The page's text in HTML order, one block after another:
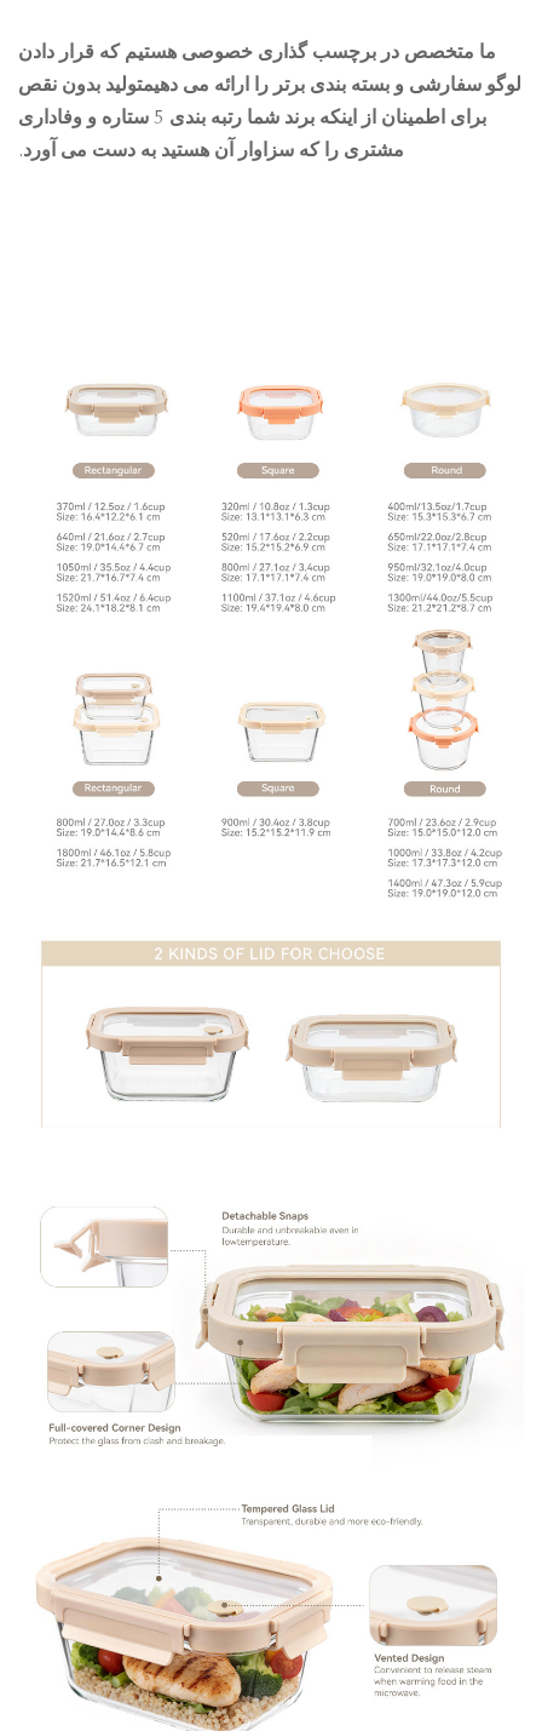
ما متخصص در برچسب گذاری خصوصی هستیم که قرار دادن
سفارشی و بسته بندی برتر را ارائه می دهیمتولید بدون نقص
برای اطمینان از اینکه برند شما رتبه بندی 5 ستاره و وفاداری
مشتری را که سزاوار آن هستید به دست می آورد.